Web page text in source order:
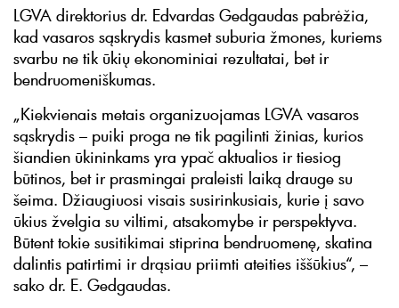
LGVA direktorius dr. Edvardas Gedgaudas pabrėžia,
kad vasaros sąskrydis kasmet suburia žmones, kuriems
svarbu ne tik ūkių ekonominiai rezultatai, bet ir
bendruomeniškumas.
„Kiekvienais metais organizuojamas LGVA vasaros
sąskrydis – puiki proga ne tik pagilinti žinias, kurios
šiandien ūkininkams yra ypač aktualios ir tiesiog
būtinos, bet ir prasmingai praleisti laiką drauge su
šeima. Džiaugiuosi visais susirinkusiais, kurie į savo
ūkius žvelgia su viltimi, atsakomybe ir perspektyva.
Būtent tokie susitikimai stiprina bendruomenę, skatina
dalintis patirtimi ir drąsiau priimti ateities iššūkius“, –
sako dr. E. Gedgaudas.